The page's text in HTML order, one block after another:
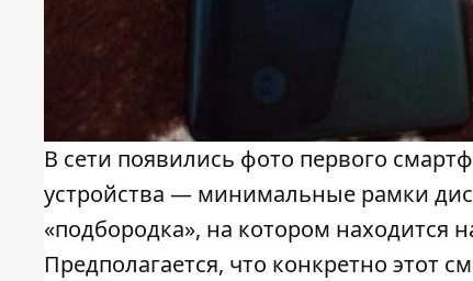
В сети появились фото первого
устройства — минимальные рамки
«подбородка», на котором находится
Предполагается, что конкретно этот